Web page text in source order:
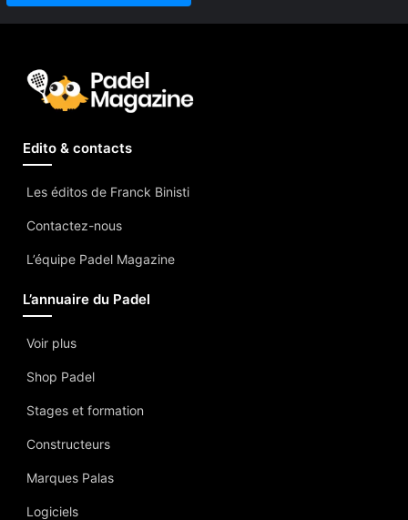
Edito & contacts
Les éditos de Franck Binisti
Contactez-nous
L’équipe Padel Magazine
L’annuaire du Padel
Voir plus
Shop Padel
Stages et formation
Constructeurs
Marques Palas
Logiciels